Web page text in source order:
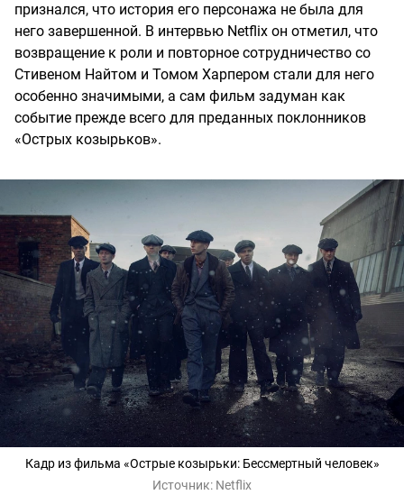
признался, что история его персонажа не была для
него завершенной. В интервью Netflix он отметил, что
возвращение к роли и повторное сотрудничество со
Стивеном Найтом и Томом Харпером стали для него
особенно значимыми, а сам фильм задуман как
событие прежде всего для преданных поклонников
«Острых козырьков».
Кадр из фильма «Острые козырьки: Бессмертный человек»
Источник: Netflix